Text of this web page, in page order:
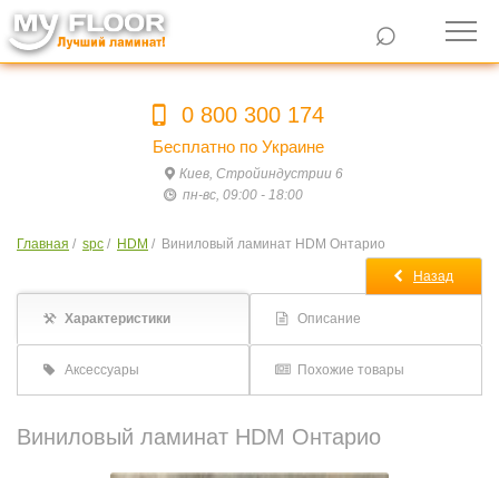
⌕
0 800 300 174
Бесплатно по Украине
Киев, Стройиндустрии 6
пн-вс, 09:00 - 18:00
Главная / spc / HDM / Виниловый ламинат HDM Онтарио
Характеристики Описание
Аксессуары Похожие товары
Назад
Виниловый ламинат HDM Онтарио